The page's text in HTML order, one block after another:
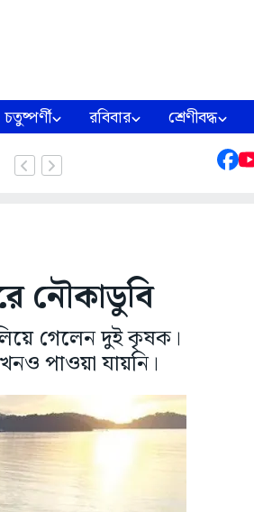
চতুষ্পর্ণী রবিবার শ্রেণীবদ্ধ
নৌকাডুবি
গেলেন দুই কৃষক।
পাওয়া যায়নি।